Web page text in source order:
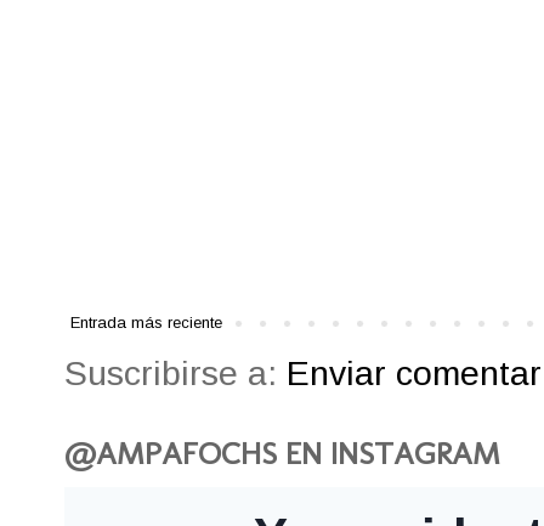
Entrada más reciente
Suscribirse a: Enviar
@AMPAFOCHS EN INSTAGRAM